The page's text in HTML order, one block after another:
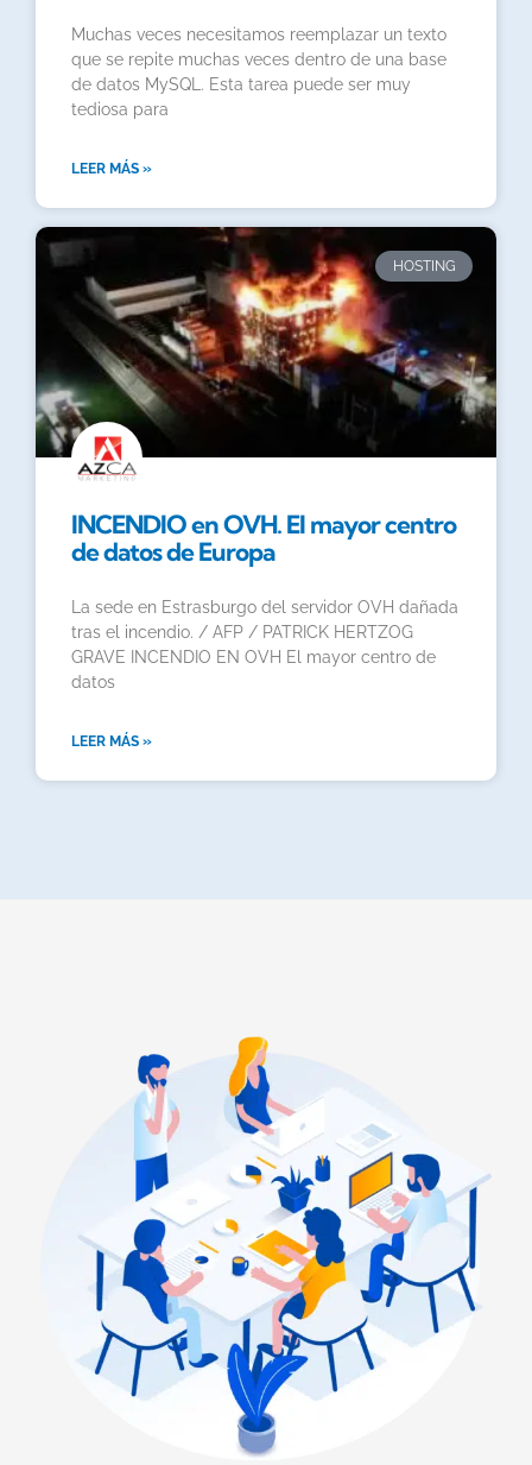
Muchas veces necesitamos reemplazar un texto
que se repite muchas veces dentro de una base
de datos MySQL. Esta tarea puede ser muy
tediosa para
LEER MÁS »
HOSTING
INCENDIO en OVH. El mayor centro
de datos de Europa
La sede en Estrasburgo del servidor OVH dañada
tras el incendio. / AFP / PATRICK HERTZOG
GRAVE INCENDIO EN OVH El mayor centro de
datos
LEER MÁS »